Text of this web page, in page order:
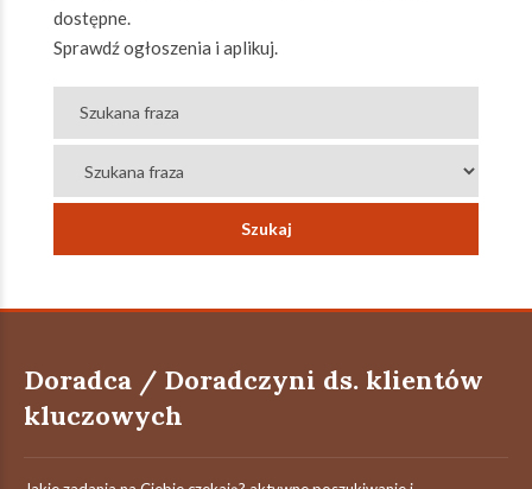
dostępne.
Sprawdź ogłoszenia i aplikuj.
Doradca / Doradczyni ds. klientów
kluczowych